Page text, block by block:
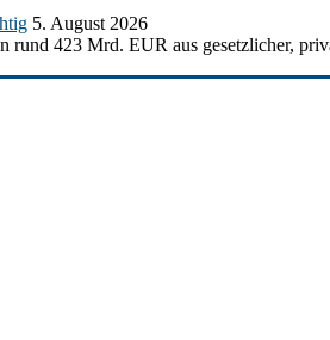
5. August 2026
423 Mrd. EUR aus gesetzlicher,